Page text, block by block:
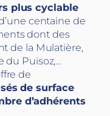
plus cyclable
centaine de
dont des
de la Mulatière,
du Puisoz,…
de
de surface
d’adhérents